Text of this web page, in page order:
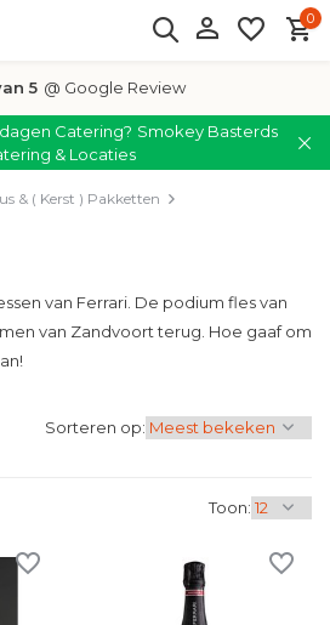
0
5 @ Google Review
Catering? Smokey Basterds
& Locaties
& ( Kerst ) Pakketten
van Ferrari. De podium fles van
van Zandvoort terug. Hoe gaaf om
Toon:
Sorteren op: